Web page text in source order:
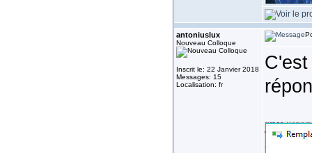
antoniuslux
Nouveau Colloque
Inscrit le: 22 Janvier 2018
Messages: 15
Localisation: fr